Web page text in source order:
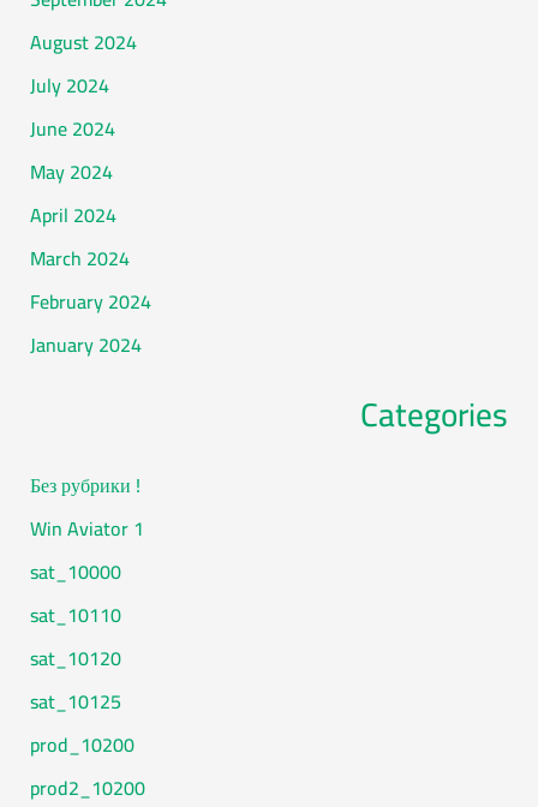
August 2024
July 2024
June 2024
May 2024
April 2024
March 2024
February 2024
January 2024
Categories
! Без рубрики
1 Win Aviator
10000_sat
10110_sat
10120_sat
10125_sat
10200_prod
10200_prod2